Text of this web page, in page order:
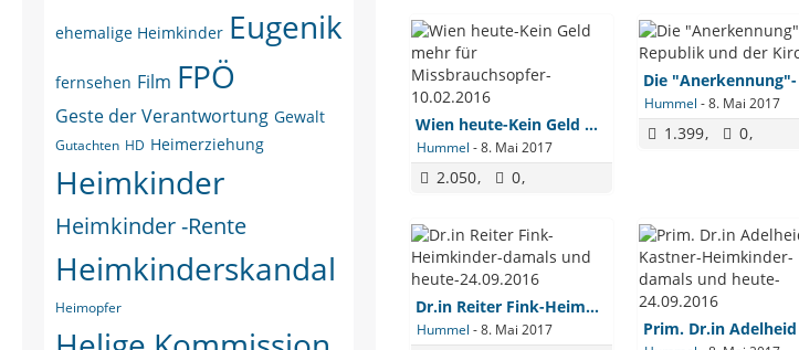
ehemalige Heimkinder Eugenik
fernsehen Film FPÖ
Geste der Verantwortung Gewalt
Gutachten HD Heimerziehung
Heimkinder
Heimkinder -Rente
Heimkinderskandal
Heimopfer
Wien heute-Kein Geld mehr für Missbrauchsopfer-10.02.2016
Hummel -8. Mai 2017
2.050 0
Hummel -8. Mai 2017
1.399 0
Dr.in Reiter Fink-Heimkinder-damals und heute-24.09.2016
Hummel -8. Mai 2017